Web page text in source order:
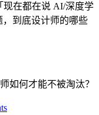
在都在说 AI/深度学
到底设计师的哪些